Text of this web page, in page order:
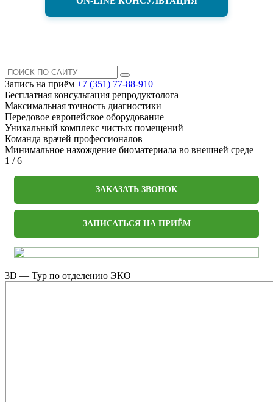
Запись на приём +7 (351) 77-88-910
Бесплатная консультация репродуктолога
Максимальная точность диагностики
Передовое европейское оборудование
Уникальный комплекс чистых помещений
Команда врачей профессионалов
Минимальное нахождение биоматериала во внешней среде
1 /6
ЗАКАЗАТЬ ЗВОНОК
ЗАПИСАТЬСЯ НА ПРИЁМ
3D — Тур по отделению ЭКО